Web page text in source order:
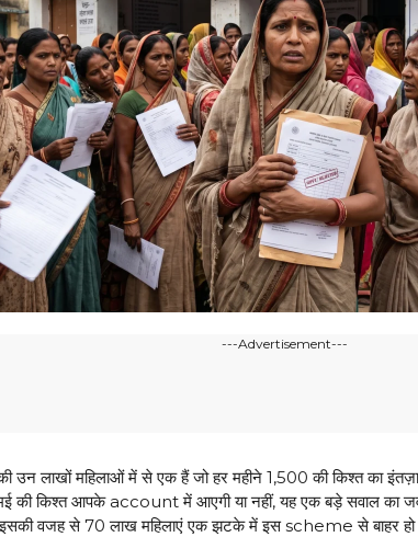
---Advertisement---
उन लाखों महिलाओं में से एक हैं जो हर महीने ₹1,500 की किश्त का
मई की किश्त आपके account में आएगी या नहीं, यह एक बड़े सवाल
वजह से 70 लाख महिलाएं एक झटके में इस scheme से बाहर हो